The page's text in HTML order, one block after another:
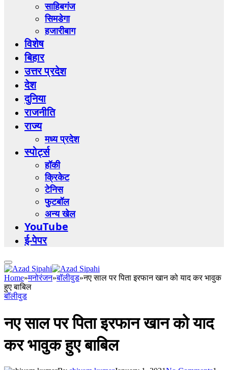
साहिबगंज
सिमडेगा
हजारीबाग
विशेष
बिहार
उत्तर प्रदेश
देश
दुनिया
राजनीति
राज्य
मध्य प्रदेश
स्पोर्ट्स
हॉकी
क्रिकेट
टेनिस
फुटबॉल
अन्य खेल
YouTube
ई-पेपर
Home»मनोरंजन»बॉलीवुड»नए साल पर पिता इरफान खान को याद कर भावुक
हुए बाबिल
बॉलीवुड
नए साल पर पिता इरफान खान को याद
कर भावुक हुए बाबिल